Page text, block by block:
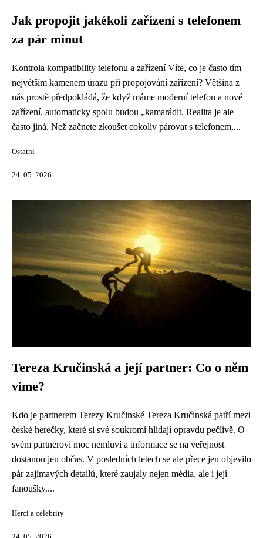
Jak propojit jakékoli zařízení s telefonem
za pár minut
Kontrola kompatibility telefonu a zařízení Víte, co je často tím
největším kamenem úrazu při propojování zařízení? Většina z
nás prostě předpokládá, že když máme moderní telefon a nové
zařízení, automaticky spolu budou „kamarádit. Realita je ale
často jiná. Než začnete zkoušet cokoliv párovat s telefonem,...
Ostatní
24. 05. 2026
Tereza Kručinská a její partner: Co o něm
víme?
Kdo je partnerem Terezy Kručinské Tereza Kručinská patří mezi
české herečky, které si své soukromí hlídají opravdu pečlivě. O
svém partnerovi moc nemluví a informace se na veřejnost
dostanou jen občas. V posledních letech se ale přece jen objevilo
pár zajímavých detailů, které zaujaly nejen média, ale i její
fanoušky....
Herci a celebrity